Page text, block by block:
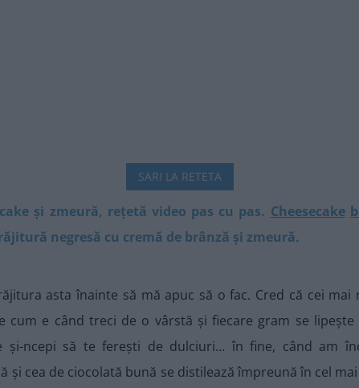
SARI LA RETETA
și zmeură, rețetă video pas cu pas. Cheesecake
negresă cu cremă de brânză și zmeură.
asta înainte să mă apuc să o fac. Cred că cei mai
cum e când treci de o vârstă și fiecare gram se lipește
și-ncepi să te ferești de dulciuri… în fine, când am
și cea de ciocolată bună se distilează împreună în cel